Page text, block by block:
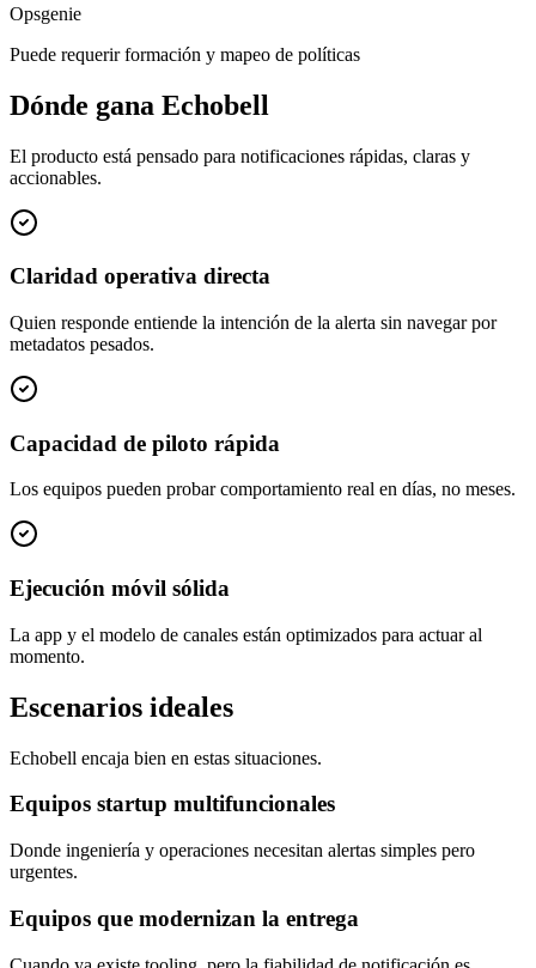
Opsgenie
Puede requerir formación y mapeo de políticas
Dónde gana Echobell
El producto está pensado para notificaciones rápidas, claras y
accionables.
Claridad operativa directa
Quien responde entiende la intención de la alerta sin navegar por
metadatos pesados.
Capacidad de piloto rápida
Los equipos pueden probar comportamiento real en días, no meses.
Ejecución móvil sólida
La app y el modelo de canales están optimizados para actuar al
momento.
Escenarios ideales
Echobell encaja bien en estas situaciones.
Equipos startup multifuncionales
Donde ingeniería y operaciones necesitan alertas simples pero
urgentes.
Equipos que modernizan la entrega